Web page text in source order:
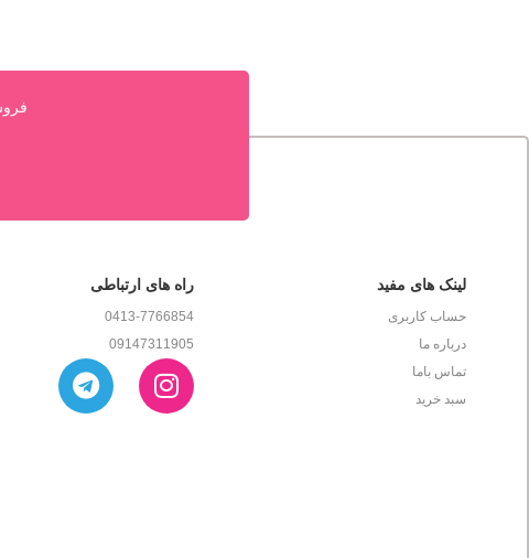
لینک های مفید
حساب کاربری
درباره ما
تماس باما
سبد خرید
راه های ارتباطی
0413-7766854
09147311905